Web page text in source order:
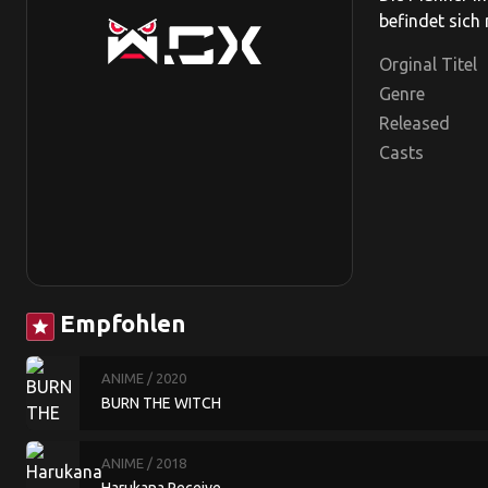
befindet sich
Orginal Titel
Genre
Released
Casts
star Empfohlen
ANIME / 2020
BURN THE WITCH
ANIME / 2018